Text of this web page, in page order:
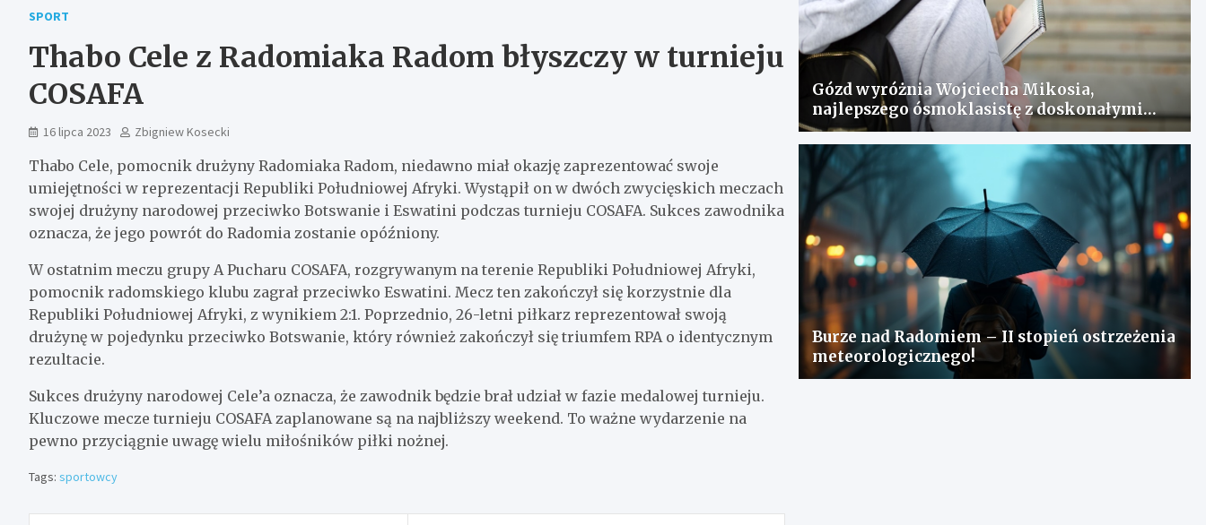
SPORT
Thabo Cele z Radomiaka Radom błyszczy w turnieju
COSAFA
16 lipca 2023 Zbigniew Kosecki
Thabo Cele, pomocnik drużyny Radomiaka Radom, niedawno miał okazję zaprezentować swoje
umiejętności w reprezentacji Republiki Południowej Afryki. Wystąpił on w dwóch zwycięskich meczach
swojej drużyny narodowej przeciwko Botswanie i Eswatini podczas turnieju COSAFA. Sukces zawodnika
oznacza, że jego powrót do Radomia zostanie opóźniony.
W ostatnim meczu grupy A Pucharu COSAFA, rozgrywanym na terenie Republiki Południowej Afryki,
pomocnik radomskiego klubu zagrał przeciwko Eswatini. Mecz ten zakończył się korzystnie dla
Republiki Południowej Afryki, z wynikiem 2:1. Poprzednio, 26-letni piłkarz reprezentował swoją
drużynę w pojedynku przeciwko Botswanie, który również zakończył się triumfem RPA o identycznym
rezultacie.
Sukces drużyny narodowej Cele’a oznacza, że zawodnik będzie brał udział w fazie medalowej turnieju.
Kluczowe mecze turnieju COSAFA zaplanowane są na najbliższy weekend. To ważne wydarzenie na
pewno przyciągnie uwagę wielu miłośników piłki nożnej.
Tags: sportowcy
Gózd wyróżnia Wojciecha Mikosia,
najlepszego ósmoklasistę z doskonałymi
wynikami!
Burze nad Radomiem – II stopień ostrzeżenia
meteorologicznego!